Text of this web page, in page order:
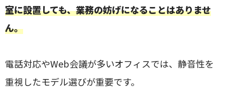
室に設置しても、業務の妨げになることはありませ
ん。
電話対応やWeb会議が多いオフィスでは、静音性を
重視したモデル選びが重要です。